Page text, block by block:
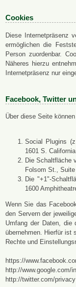
Cookies
Diese Internetpräsenz
ermöglichen die
Person zuordenbar.
Näheres hierzu
Internetpräsenz nur
Facebook, Twitter
Über diese Seite
Social Plugins
1601 S.
Die Schaltfläche
Folsom St.,
Die "+1"-
1600
Wenn Sie das
den Servern der
Umfang der Daten, die
übernehmen. Hierfür ist
Rechte und
https://
http://www.google.com/
http://twitter.com/privacy